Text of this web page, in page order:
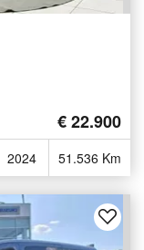
€ 22.900
2024 51.536 Km